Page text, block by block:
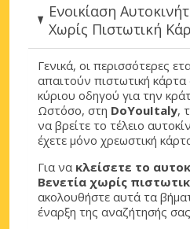
Ενοικίαση
Χωρίς Πιστωτική
Γενικά, οι περισσότερες
απαιτούν πιστωτική
κύριου οδηγού για την
Ωστόσο, στη DoYouItaly,
να βρείτε το τέλειο
έχετε μόνο χρεωστική
Για να κλείσετε το
Βενετία χωρίς
ακολουθήστε αυτά τα
έναρξη της αναζήτησής